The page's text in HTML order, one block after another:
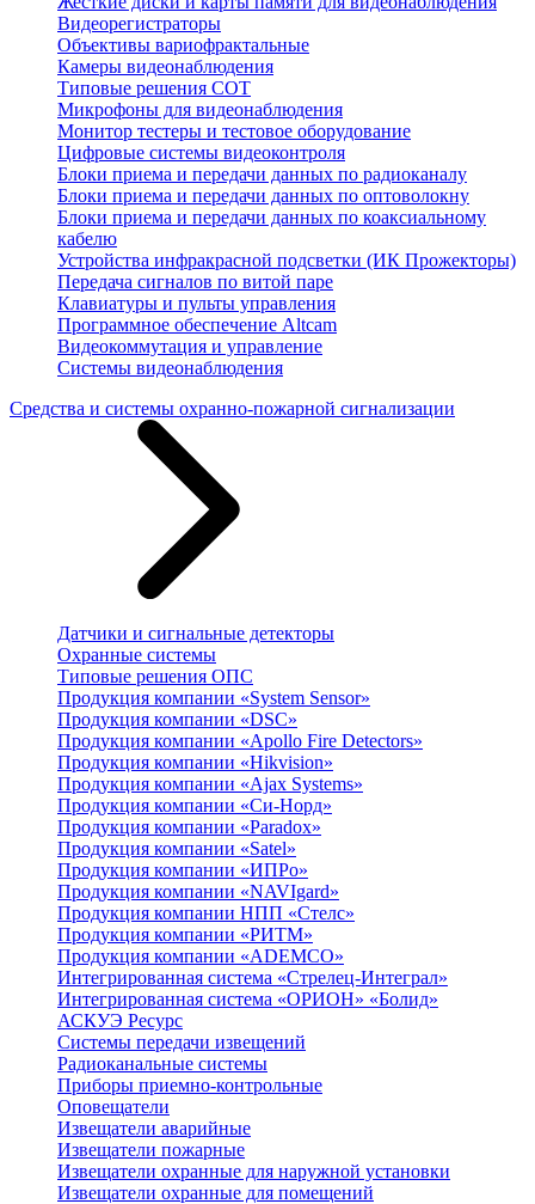
Видеорегистраторы
Объективы вариофрактальные
Камеры видеонаблюдения
Типовые решения СОТ
Микрофоны для видеонаблюдения
Монитор тестеры и тестовое оборудование
Цифровые системы видеоконтроля
Блоки приема и передачи данных по радиоканалу
Блоки приема и передачи данных по оптоволокну
Блоки приема и передачи данных по коаксиальному
кабелю
Устройства инфракрасной подсветки (ИК Прожекторы)
Передача сигналов по витой паре
Клавиатуры и пульты управления
Программное обеспечение Altcam
Видеокоммутация и управление
Системы видеонаблюдения
Средства и системы охранно-пожарной сигнализации
Датчики и сигнальные детекторы
Охранные системы
Типовые решения ОПС
Продукция компании «System Sensor»
Продукция компании «DSC»
Продукция компании «Apollo Fire Detectors»
Продукция компании «Hikvision»
Продукция компании «Ajax Systems»
Продукция компании «Си-Норд»
Продукция компании «Paradox»
Продукция компании «Satel»
Продукция компании «ИПРо»
Продукция компании «NAVIgard»
Продукция компании НПП «Стелс»
Продукция компании «РИТМ»
Продукция компании «ADEMCO»
Интегрированная система «Стрелец-Интеграл»
Интегрированная система «ОРИОН» «Болид»
АСКУЭ Ресурс
Системы передачи извещений
Радиоканальные системы
Приборы приемно-контрольные
Оповещатели
Извещатели аварийные
Извещатели пожарные
Извещатели охранные для наружной установки
Извещатели охранные для помещений